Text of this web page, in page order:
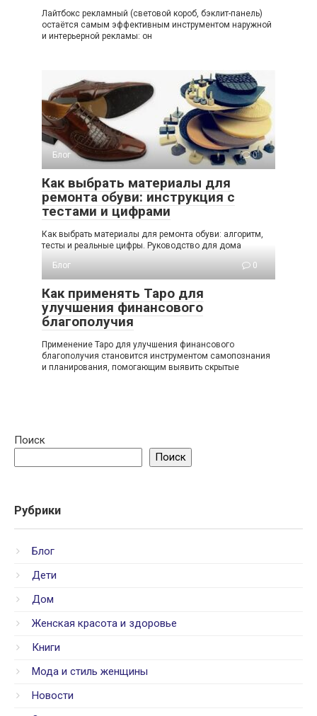
Лайтбокс рекламный (световой короб, бэклит-панель)
остаётся самым эффективным инструментом наружной
и интерьерной рекламы: он
Блог 0
Как выбрать материалы для
ремонта обуви: инструкция с
тестами и цифрами
Как выбрать материалы для ремонта обуви: алгоритм,
тесты и реальные цифры. Руководство для дома
Блог
0
Как применять Таро для
улучшения финансового
благополучия
Применение Таро для улучшения финансового
благополучия становится инструментом самопознания
и планирования, помогающим выявить скрытые
Поиск
Поиск
Рубрики
Блог
Дети
Дом
Женская красота и здоровье
Книги
Мода и стиль женщины
Новости